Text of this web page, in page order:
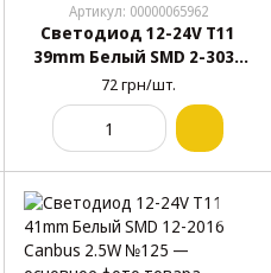
Артикул: 00000065962
Светодиод 12-24V T11
39mm Белый SMD 2-3030
Керамика 2.5W №132
72 грн/шт.